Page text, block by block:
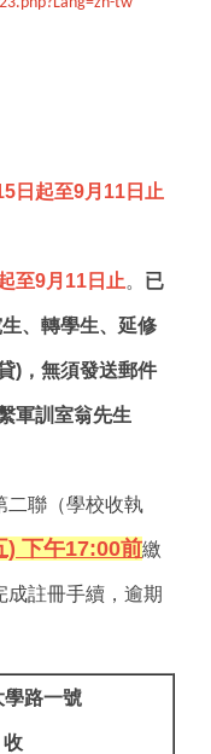
日起至9月11日止
至9月11日止。 已
、轉學生、延修
)，無須發送郵件
軍訓室翁先生
二聯（學校收執
) 下午17:00前繳
成註冊手續，逾期
路一號
收